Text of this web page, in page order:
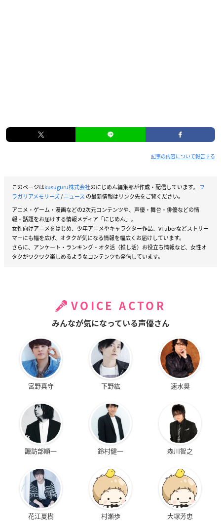
記事の内容について報告する
このページはkusuguru株式会社のにじめん編集部が作成・配信しています。 フ
ラガリアメモリーズ/ニュース の最新情報はリンク先をご覧ください。
アニメ・ゲーム・漫画などの2次元コンテンツや、声優・舞台・俳優などの情
報・話題をお届けする情報メディア「にじめん」。
女性向けアニメをはじめ、少年アニメやキャラクター作品、VTuberなどストリー
マーにも幅を広げ、オタクが気になる情報を幅広くお届けしています。
さらに、アンケート・ランキング・オタ活（推し活）お役立ち情報など、女性オ
タクがワクワク楽しめるようなコンテンツも発信しています。
VOICE ACTOR
みんなが気になっている声優さん
宮野真守 下野紘 速水奨
諏訪部順一 鈴村健一 森川智之
花江夏樹 村瀬歩 大塚芳忠